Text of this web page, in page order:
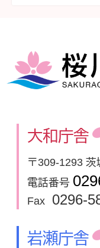
大和庁舎
〒309-1293
電話番号
Fax
0296-
岩瀬庁舎